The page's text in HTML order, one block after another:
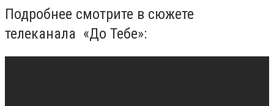
Подробнее смотрите в сюжете
телеканала «До Тебе»: